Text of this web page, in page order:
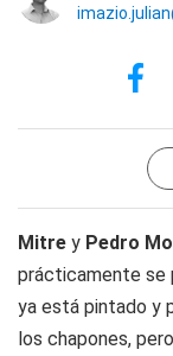
Mitre y Pedro
prácticamente se
ya está pintado y
los chapones,